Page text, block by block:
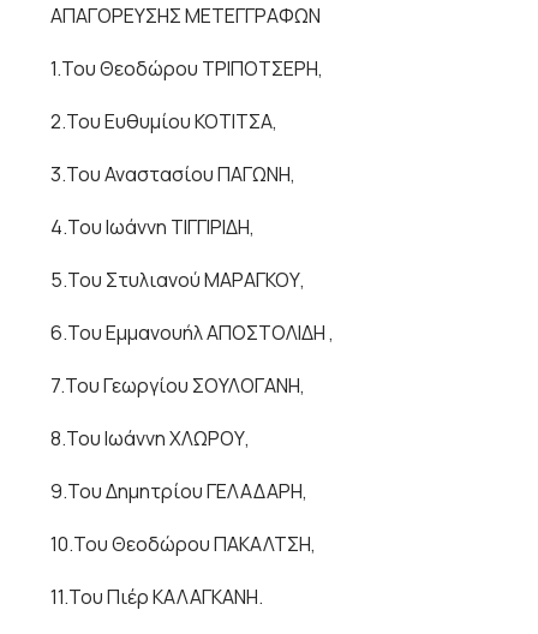
ΑΠΑΓΟΡΕΥΣΗΣ ΜΕΤΕΓΓΡΑΦΩΝ
1.Του Θεοδώρου ΤΡΙΠΟΤΣΕΡΗ,
2.Του Ευθυμίου ΚΟΤΙΤΣΑ,
3.Του Αναστασίου ΠΑΓΩΝΗ,
4.Του Ιωάννη ΤΙΓΓΙΡΙΔΗ,
5.Του Στυλιανού ΜΑΡΑΓΚΟΥ,
6.Του Εμμανουήλ ΑΠΟΣΤΟΛΙΔΗ ,
7.Του Γεωργίου ΣΟΥΛΟΓΑΝΗ,
8.Του Ιωάννη ΧΛΩΡΟΥ,
9.Του Δημητρίου ΓΕΛΑΔΑΡΗ,
10.Του Θεοδώρου ΠΑΚΑΛΤΣΗ,
11.Του Πιέρ ΚΑΛΑΓΚΑΝΗ.